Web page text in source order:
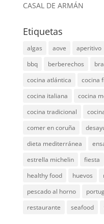
CASAL DE ARMÁN
Etiquetas
algas aove aperitivo
bbq
berberechos
cocina atlántica
cocina
cocina italiana
cocina
cocina tradicional
comer en coruña
dieta mediterránea
estrella michelin
fiesta
healthy food
huevos
pescado al horno
restaurante
seafood